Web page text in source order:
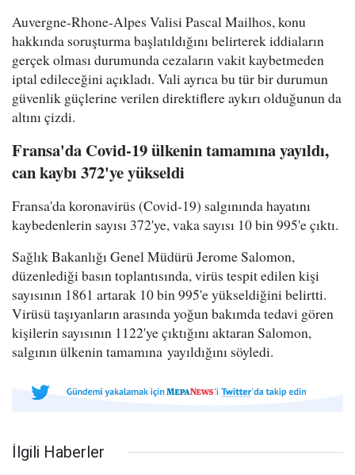
Auvergne-Rhone-Alpes Valisi Pascal Mailhos, konu
hakkında soruşturma başlatıldığını belirterek iddiaların
gerçek olması durumunda cezaların vakit kaybetmeden
iptal edileceğini açıkladı. Vali ayrıca bu tür bir durumun
güvenlik güçlerine verilen direktiflere aykırı olduğunun da
altını çizdi.
Fransa'da Covid-19 ülkenin tamamına yayıldı,
can kaybı 372'ye yükseldi
Fransa'da koronavirüs (Covid-19) salgınında hayatını
kaybedenlerin sayısı 372'ye, vaka sayısı 10 bin 995'e çıktı.
Sağlık Bakanlığı Genel Müdürü Jerome Salomon,
düzenlediği basın toplantısında, virüs tespit edilen kişi
sayısının 1861 artarak 10 bin 995'e yükseldiğini belirtti.
Virüsü taşıyanların arasında yoğun bakımda tedavi gören
kişilerin sayısının 1122'ye çıktığını aktaran Salomon,
salgının ülkenin tamamına yayıldığını söyledi.
İlgili Haberler